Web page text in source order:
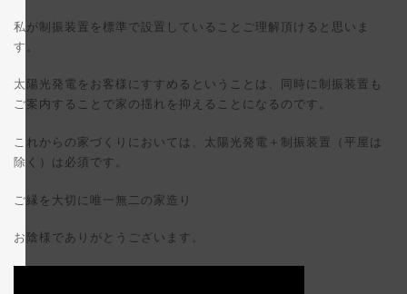
私が制振装置を標準で設置していることご理解頂けると思いま
す。
太陽光発電をお客様にすすめるということは、同時に制振装置も
ご案内することで家の揺れを抑えることになるのです。
これからの家づくりにおいては、太陽光発電＋制振装置（平屋は
除く）は必須です。
ご縁を大切に唯一無二の家造り
お陰様でありがとうございます。